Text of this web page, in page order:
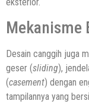
Mekanisme
Desain canggih juga
geser (sliding),
(casement) dengan
tampilannya yang